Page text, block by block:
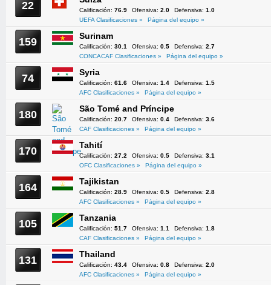
22 Calificación: 76.9 Ofensiva: 2.0 Defensiva: 1.0
UEFA Clasificaciones »
Página del equipo »
159 Surinam
Calificación: 30.1 Ofensiva: 0.5 Defensiva: 2.7
CONCACAF Clasificaciones »
Página del equipo »
74 Syria
Calificación: 61.6 Ofensiva: 1.4 Defensiva: 1.5
AFC Clasificaciones »
Página del equipo »
180 São Tomé and Príncipe
Calificación: 20.7 Ofensiva: 0.4 Defensiva: 3.6
CAF Clasificaciones »
Página del equipo »
170 Tahití
Calificación: 27.2 Ofensiva: 0.5 Defensiva: 3.1
OFC Clasificaciones »
Página del equipo »
164 Tajikistan
Calificación: 28.9 Ofensiva: 0.5 Defensiva: 2.8
AFC Clasificaciones »
Página del equipo »
105 Tanzania
Calificación: 51.7 Ofensiva: 1.1 Defensiva: 1.8
CAF Clasificaciones »
Página del equipo »
131 Thailand
Calificación: 43.4 Ofensiva: 0.8 Defensiva: 2.0
AFC Clasificaciones »
Página del equipo »